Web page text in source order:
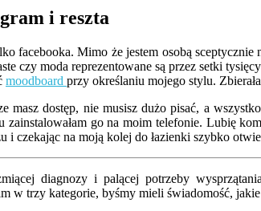
i reszta
facebooka. Mimo że jestem osobą
czy moda reprezentowane są przez setki
moodboard przy określaniu mojego stylu.
masz dostęp, nie musisz dużo pisać, a
zainstalowałam go na moim telefonie. Lubię
i czekając na moją kolej do łazienki szybko
diagnozy i palącej potrzeby
w trzy kategorie, byśmy mieli świadomość,